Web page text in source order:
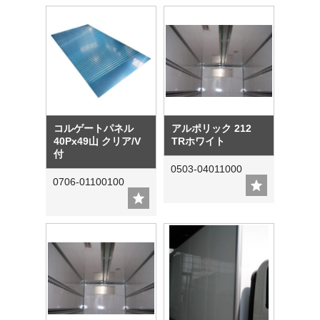
コルゲートパネル
40Px49山 クリア/V
付
0706-01100100
アルポリック 212
TRホワイト
0503-04011000